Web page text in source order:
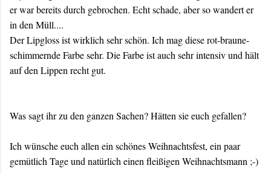
er war bereits durch gebrochen. Echt schade, aber so wandert er
in den Müll....
Der Lipgloss ist wirklich sehr schön. Ich mag diese rot-braune-
schimmernde Farbe sehr. Die Farbe ist auch sehr intensiv und hält
auf den Lippen recht gut.
Was sagt ihr zu den ganzen Sachen? Hätten sie euch gefallen?
Ich wünsche euch allen ein schönes Weihnachtsfest, ein paar
gemütlich Tage und natürlich einen fleißigen Weihnachtsmann ;-)